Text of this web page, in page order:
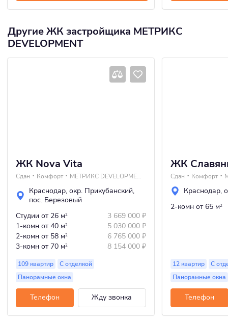
Другие ЖК застройщика МЕТРИКС
DEVELOPMENT
ЖК Nova Vita
Сдан Комфорт МЕТРИКС DEVELOPMENT
Краснодар, окр. Прикубанский,
пос. Березовый
Студии от 26 м2 3 669 000 ₽
1-комн от 40 м2 5 030 000 ₽
2-комн от 58 м2 6 765 000 ₽
3-комн от 70 м2 8 154 000 ₽
109 квартир
С отделкой
Панорамные окна
Телефон Жду звонка
ЖК
Сдан Комфорт
Краснодар,
2-комн от 65 м2
12 квартир
С
Панорамные окна
Телефон